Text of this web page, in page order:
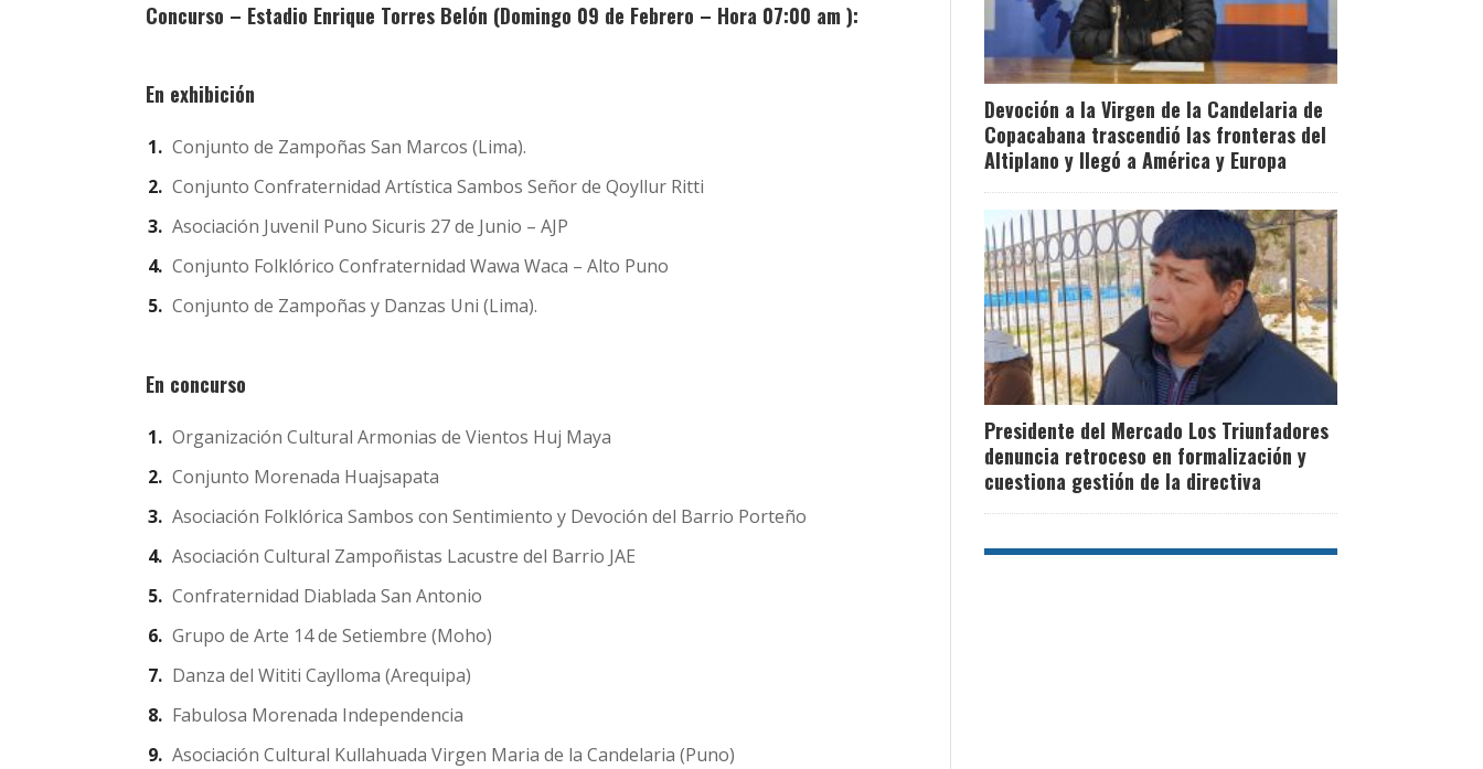
Concurso – Estadio Enrique Torres Belón (Domingo 09 de Febrero – Hora 07:00 am ):
En exhibición
Conjunto de Zampoñas San Marcos (Lima).
Conjunto Confraternidad Artística Sambos Señor de Qoyllur Ritti
Asociación Juvenil Puno Sicuris 27 de Junio – AJP
Conjunto Folklórico Confraternidad Wawa Waca – Alto Puno
Conjunto de Zampoñas y Danzas Uni (Lima).
En concurso
Organización Cultural Armonias de Vientos Huj Maya
Conjunto Morenada Huajsapata
Asociación Folklórica Sambos con Sentimiento y Devoción del Barrio Porteño
Asociación Cultural Zampoñistas Lacustre del Barrio JAE
Confraternidad Diablada San Antonio
Grupo de Arte 14 de Setiembre (Moho)
Danza del Wititi Caylloma (Arequipa)
Fabulosa Morenada Independencia
Asociación Cultural Kullahuada Virgen Maria de la Candelaria (Puno)
Devoción a la Virgen de la Candelaria de
Copacabana trascendió las fronteras del
Altiplano y llegó a América y Europa
Presidente del Mercado Los Triunfadores
denuncia retroceso en formalización y
cuestiona gestión de la directiva